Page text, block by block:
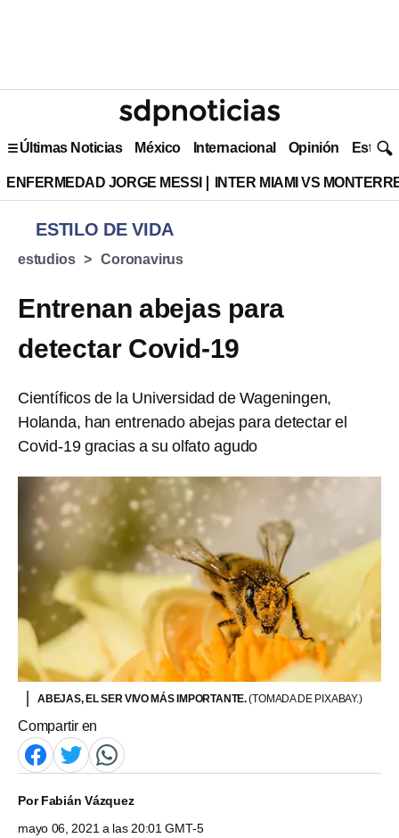
Últimas Noticias México Internacional Opinión Estilo
ENFERMEDAD JORGE MESSI INTER MIAMI VS
ESTILO DE VIDA
estudios Coronavirus
Entrenan abejas para
detectar Covid-19
Científicos de la Universidad de Wageningen,
Holanda, han entrenado abejas para detectar el
Covid-19 gracias a su olfato agudo
ABEJAS, EL SER VIVO MÁS IMPORTANTE.(TOMADA DE PIXABAY.)
Compartir en
PorFabián Vázquez
mayo 06, 2021 a las 20:01 GMT-5